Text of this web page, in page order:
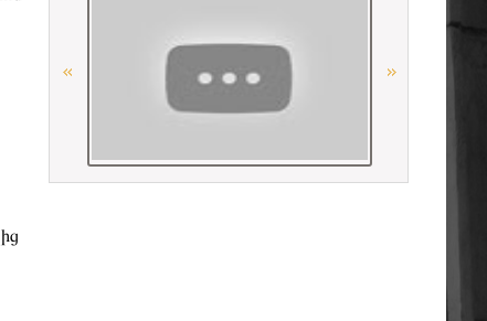
Conférence Internationale des Barreaux
La Carpa de Paris